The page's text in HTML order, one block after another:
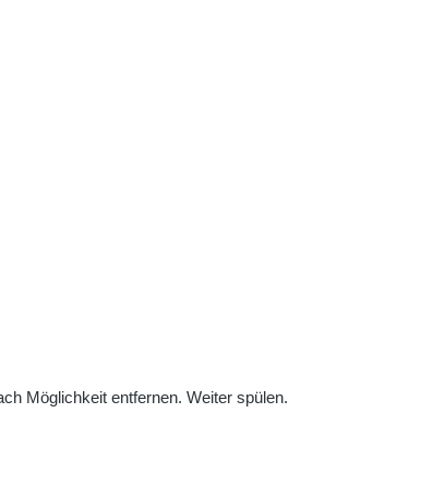
Möglichkeit entfernen. Weiter spülen.